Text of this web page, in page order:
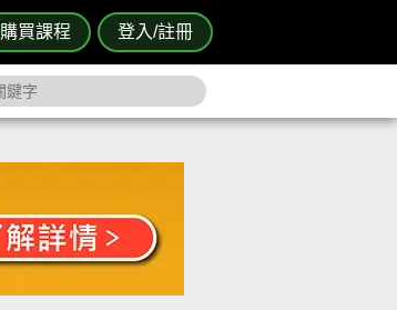
購買課程 登入/註冊